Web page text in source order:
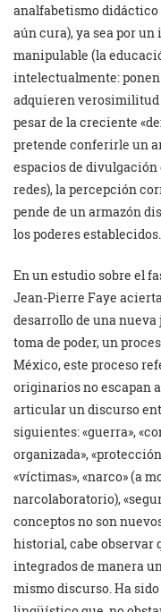
analfabetismo
aún cura), ya sea por
manipulable (la
intelectualmente:
adquieren verosimilitud
pesar de la creciente
pretende conferirle un
espacios de
redes), la percepción
pende de un armazón
los poderes establecidos.
En un estudio sobre el
Jean-Pierre Faye
desarrollo de una
toma de poder, un
México, este proceso
originarios no escapan
articular un discurso
siguientes: «guerra»,
organizada»,
«víctimas», «narco» (a
narcolaboratorio),
conceptos no son
historial, cabe observar
integrados de manera
mismo discurso. Ha